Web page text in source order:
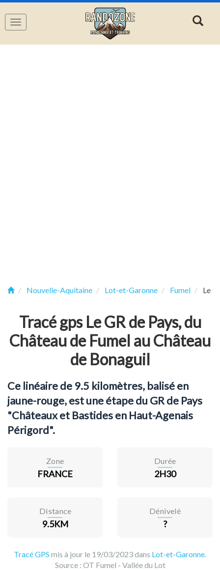
Navigation
Nouvelle-Aquitaine Lot-et-Garonne Fumel Le
Tracé gps Le GR de Pays, du
Château de Fumel au Château
de Bonaguil
Ce linéaire de 9.5 kilomètres, balisé en
jaune-rouge, est une étape du GR de Pays
"Châteaux et Bastides en Haut-Agenais
Périgord".
Zone
FRANCE
Durée
2H30
Distance
9.5KM
Dénivelé
?
Tracé GPS mis à jour le 19/03/2023 dans Lot-et-Garonne.
Source : OT Fumel - Vallée du Lot